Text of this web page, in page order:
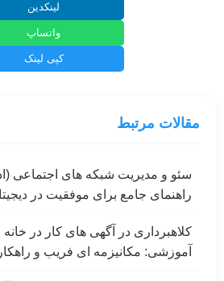
لینکدین
واتساپ
کپی لینک
مقالات مرتبط
سئو و مدیریت شبکه های اجتماعی
راهنمای جامع برای موفقیت در
کلاهبرداری در آگهی های کار در خانه
آموزشی: مکانیزمه ای فریب و